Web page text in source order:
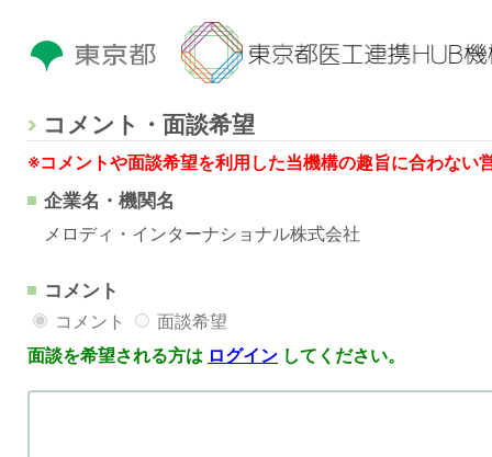
コメント・面談希望
※コメントや面談希望を利用した当機構の趣旨に合わない
企業名・機関名
メロディ・インターナショナル株式会社
コメント
コメント
面談希望
面談を希望される方は ログイン してください。